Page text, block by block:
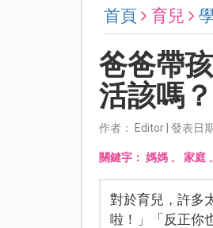
首頁 育兒
爸爸帶
活該嗎？
作者： Editor | 發表日
關鍵字： 媽媽、 家庭
對於育兒，許多
啦！」「反正你